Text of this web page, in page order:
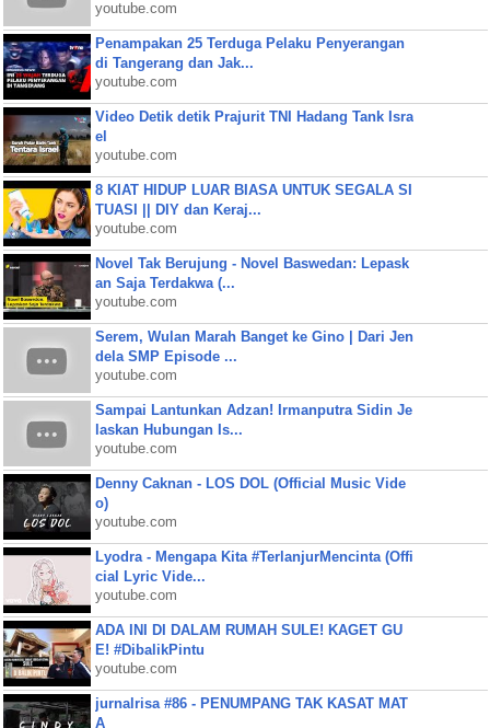
youtube.com
Penampakan 25 Terduga Pelaku Penyerangan
di Tangerang dan Jak...
youtube.com
Video Detik detik Prajurit TNI Hadang Tank Isra
el
youtube.com
8 KIAT HIDUP LUAR BIASA UNTUK SEGALA SI
TUASI || DIY dan Keraj...
youtube.com
Novel Tak Berujung - Novel Baswedan: Lepask
an Saja Terdakwa (...
youtube.com
Serem, Wulan Marah Banget ke Gino | Dari Jen
dela SMP Episode ...
youtube.com
Sampai Lantunkan Adzan! Irmanputra Sidin Je
laskan Hubungan Is...
youtube.com
Denny Caknan - LOS DOL (Official Music Vide
o)
youtube.com
Lyodra - Mengapa Kita #TerlanjurMencinta (Offi
cial Lyric Vide...
youtube.com
ADA INI DI DALAM RUMAH SULE! KAGET GU
E! #DibalikPintu
youtube.com
jurnalrisa #86 - PENUMPANG TAK KASAT MAT
A